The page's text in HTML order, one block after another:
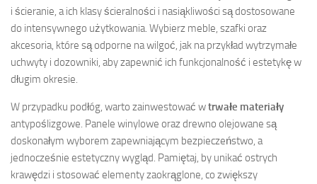
i ścieranie, a ich klasy ścieralności i nasiąkliwości są dostosowane
do intensywnego użytkowania. Wybierz meble, szafki oraz
akcesoria, które są odporne na wilgoć, jak na przykład wytrzymałe
uchwyty i dozowniki, aby zapewnić ich funkcjonalność i estetykę w
długim okresie.
W przypadku podłóg, warto zainwestować wtrwałe materiały
antypoślizgowe. Panele winylowe oraz drewno olejowane są
doskonałym wyborem zapewniającym bezpieczeństwo, a
jednocześnie estetyczny wygląd. Pamiętaj, by unikać ostrych
krawędzi i stosować elementy zaokrąglone, co zwiększy